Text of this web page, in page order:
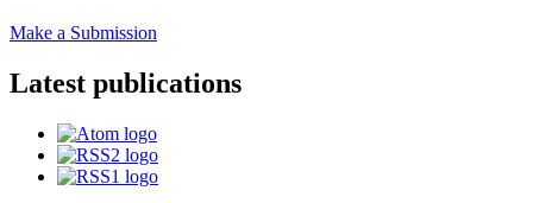
Make a Submission
Latest publications